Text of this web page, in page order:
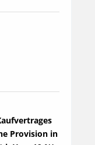
Provision in